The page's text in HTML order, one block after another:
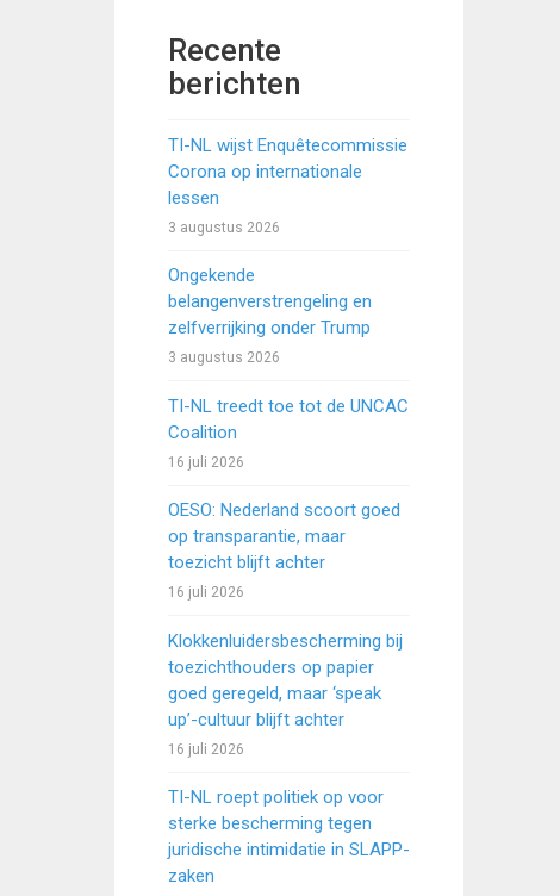
Recente
berichten
TI-NL wijst Enquêtecommissie
Corona op internationale
lessen
3 augustus 2026
Ongekende
belangenverstrengeling en
zelfverrijking onder Trump
3 augustus 2026
TI-NL treedt toe tot de UNCAC
Coalition
16 juli 2026
OESO: Nederland scoort goed
op transparantie, maar
toezicht blijft achter
16 juli 2026
Klokkenluidersbescherming bij
toezichthouders op papier
goed geregeld, maar ‘speak
up’-cultuur blijft achter
16 juli 2026
TI-NL roept politiek op voor
sterke bescherming tegen
juridische intimidatie in SLAPP-
zaken